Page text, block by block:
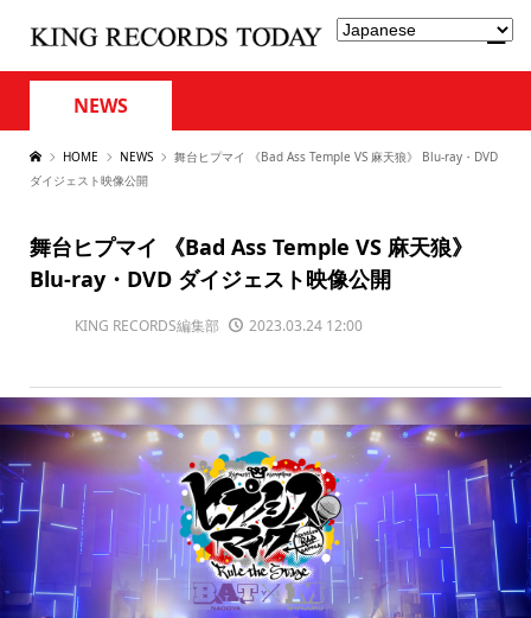
NEWS
HOME NEWS
舞台ヒプマイ 《Bad Ass Temple VS 麻天狼》 Blu-ray・DVD
ダイジェスト映像公開
舞台ヒプマイ 《Bad Ass Temple VS 麻天狼》
Blu-ray・DVD ダイジェスト映像公開
KING RECORDS編集部 2023.03.24 12:00